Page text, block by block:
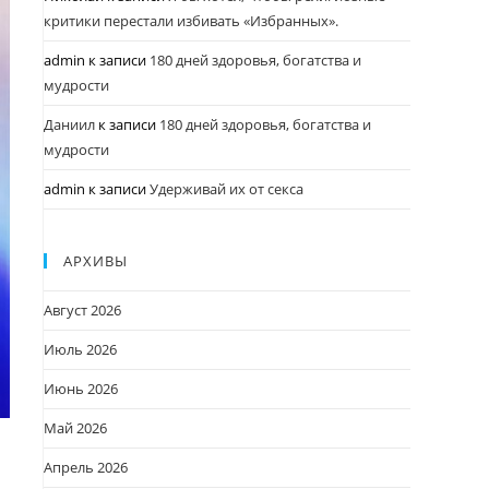
критики перестали избивать «Избранных».
admin к записи 180 дней здоровья, богатства и
мудрости
Даниил к записи 180 дней здоровья, богатства и
мудрости
admin к записиУдерживай их от секса
АРХИВЫ
Август 2026
Июль 2026
Июнь 2026
Май 2026
Апрель 2026